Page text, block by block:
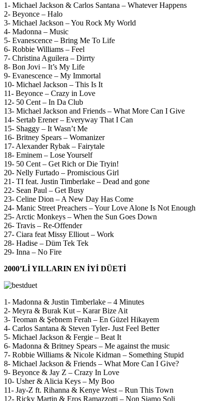
1- Michael Jackson & Carlos Santana – Whatever Happens
2- Beyonce – Halo
3- Michael Jackson – You Rock My World
4- Madonna – Music
5- Evanescence – Bring Me To Life
6- Robbie Williams – Feel
7- Christina Aguilera – Dirrty
8- Bon Jovi – It’s My Life
9- Evanescence – My Immortal
10- Michael Jackson – This Is It
11- Beyonce – Crazy in Love
12- 50 Cent – In Da Club
13- Michael Jackson and Friends – What More Can I Give
14- Sertab Erener – Everyway That I Can
15- Shaggy – It Wasn’t Me
16- Britney Spears – Womanizer
17- Alexander Rybak – Fairytale
18- Eminem – Lose Yourself
19- 50 Cent – Get Rich or Die Tryin!
20- Nelly Furtado – Promiscious Girl
21- TI feat. Justin Timberlake – Dead and gone
22- Sean Paul – Get Busy
23- Celine Dion – A New Day Has Come
24- Manic Street Preachers – Your Love Alone Is Not Enough
25- Arctic Monkeys – When the Sun Goes Down
26- Travis – Re-Offender
27- Ciara feat Missy Elliout – Work
28- Hadise – Düm Tek Tek
29- Inna – No Fire
2000’Lİ YILLARIN EN İYİ DÜETİ
1- Madonna & Justin Timberlake – 4 Minutes
2- Meyra & Burak Kut – Karar Bize Ait
3- Teoman & Şebnem Ferah – En Güzel Hikayem
4- Carlos Santana & Steven Tyler- Just Feel Better
5- Michael Jackson & Fergie – Beat It
6- Madonna & Britney Spears – Me against the music
7- Robbie Williams & Nicole Kidman – Something Stupid
8- Michael Jackson & Friends – What More Can I Give?
9- Beyonce & Jay Z – Crazy In Love
10- Usher & Alicia Keys – My Boo
11- Jay-Z ft. Rihanna & Kenye West – Run This Town
12- Ricky Martin & Eros Ramazzotti – Non Siamo Soli